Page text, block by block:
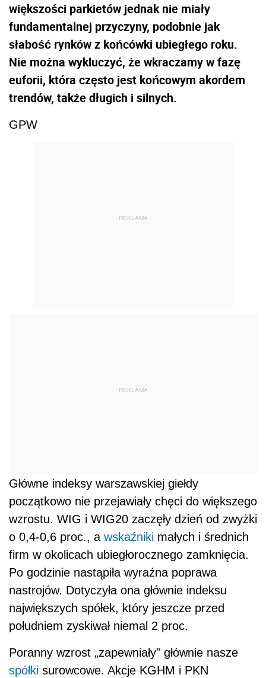
większości parkietów jednak nie miały
fundamentalnej przyczyny, podobnie jak
słabość rynków z końcówki ubiegłego roku.
Nie można wykluczyć, że wkraczamy w fazę
euforii, która często jest końcowym akordem
trendów, także długich i silnych.
GPW
REKLAMA
REKLAMA
Główne indeksy warszawskiej giełdy
początkowo nie przejawiały chęci do większego
wzrostu. WIG i WIG20 zaczęły dzień od zwyżki
o 0,4-0,6 proc., a wskaźniki małych i średnich
firm w okolicach ubiegłorocznego zamknięcia.
Po godzinie nastąpiła wyraźna poprawa
nastrojów. Dotyczyła ona głównie indeksu
największych spółek, który jeszcze przed
południem zyskiwał niemal 2 proc.
Poranny wzrost „zapewniały” głównie nasze
spółki surowcowe. Akcje KGHM i PKN